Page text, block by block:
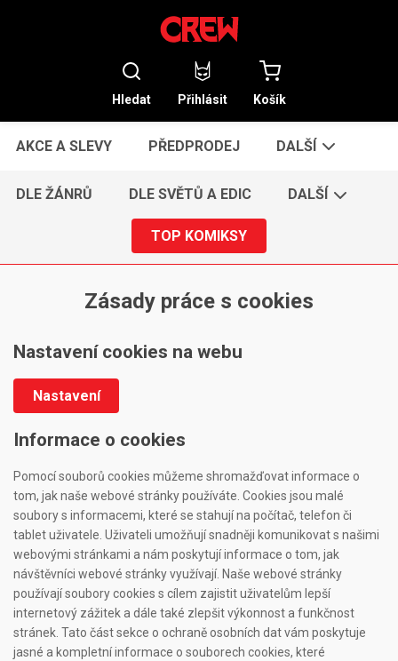
Hledat Přihlásit Košík
AKCE A SLEVY PŘEDPRODEJ DALŠÍ
DLE ŽÁNRŮ DLE SVĚTŮ A EDIC DALŠÍ
TOP KOMIKSY
Zásady práce s cookies
Nastavení cookies na webu
Nastavení
Informace o cookies
Pomocí souborů cookies můžeme shromažďovat informace o
tom, jak naše webové stránky používáte. Cookies jsou malé
soubory s informacemi, které se stahují na počítač, telefon či
tablet uživatele. Uživateli umožňují snadněji komunikovat s našimi
webovými stránkami a nám poskytují informace o tom, jak
návštěvníci webové stránky využívají. Naše webové stránky
používají soubory cookies s cílem zajistit uživatelům lepší
internetový zážitek a dále také zlepšit výkonnost a funkčnost
stránek. Tato část sekce o ochraně osobních dat vám poskytuje
jasné a kompletní informace o souborech cookies, které